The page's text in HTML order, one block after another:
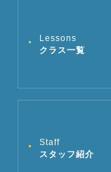
Lessons
クラス一覧
Staff
スタッフ紹介